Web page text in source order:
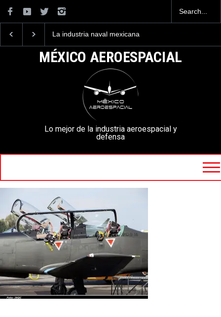
La industria naval mexicana
la Armada de México
mexicanos cuesta 2.9
millones de dólares
MÉXICO AEROESPACIAL
Lo mejor de la industria aeroespacial y
defensa